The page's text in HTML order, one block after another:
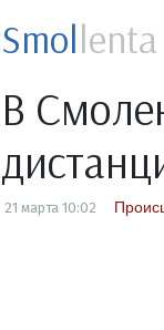
Smollenta
В
21 марта 10:02